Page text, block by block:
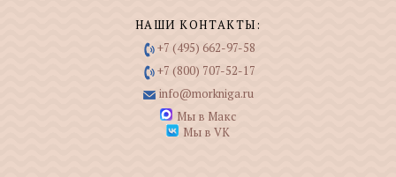
НАШИ КОНТАКТЫ:
+7 (495) 662-97-58
+7 (800) 707-52-17
info@morkniga.ru
Мы в Макс
Мы в VK